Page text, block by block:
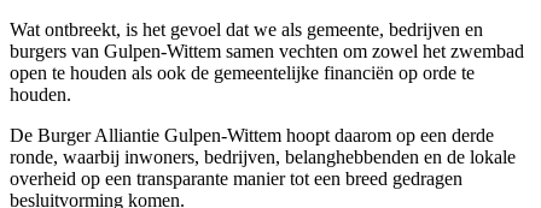
Wat ontbreekt, is het gevoel dat we als gemeente, bedrijven en
burgers van Gulpen-Wittem samen vechten om zowel het zwembad
open te houden als ook de gemeentelijke financiën op orde te
houden.
De Burger Alliantie Gulpen-Wittem hoopt daarom op een derde
ronde, waarbij inwoners, bedrijven, belanghebbenden en de lokale
overheid op een transparante manier tot een breed gedragen
besluitvorming komen.